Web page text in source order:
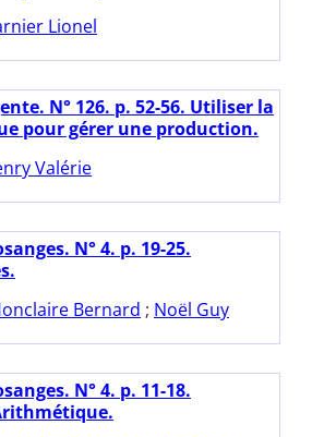
Lionel
N° 126. p. 52-56. Utiliser la
pour gérer une production.
Valérie
N° 4. p. 19-25.
Bernard ; Noël Guy
N° 4. p. 11-18.